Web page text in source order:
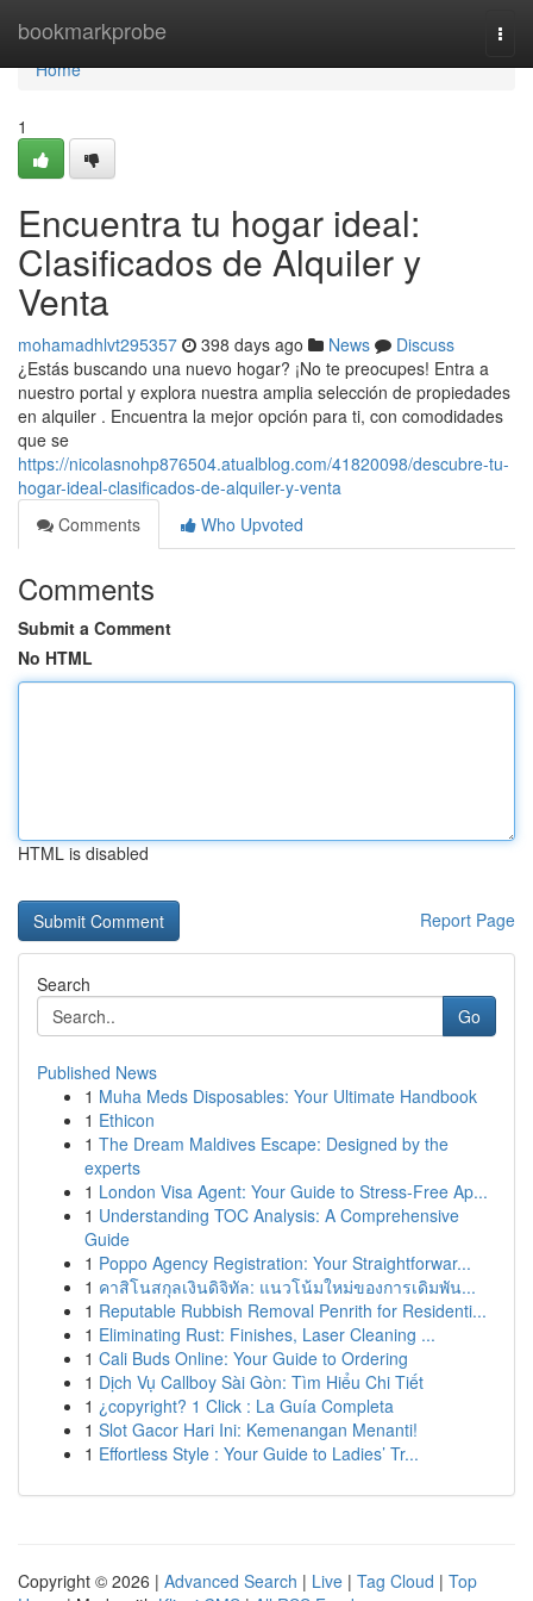
bookmarkprobe
Home
Home
1
Encuentra tu hogar ideal:
Clasificados de Alquiler y
Venta
mohamadhlvt295357 398 days ago News
Discuss
¿Estás buscando una nuevo hogar? ¡No te preocupes! Entra a
nuestro portal y explora nuestra amplia selección de propiedades
en alquiler . Encuentra la mejor opción para ti, con comodidades
que se
https://nicolasnohp876504.atualblog.com/41820098/descubre-tu-
hogar-ideal-clasificados-de-alquiler-y-venta
Comments
Who Upvoted
Comments
Submit a Comment
No HTML
HTML is disabled
Report Page
Search
Go
Published News
1 Muha Meds Disposables: Your Ultimate Handbook
1 Ethicon
1 The Dream Maldives Escape: Designed by the
experts
1 London Visa Agent: Your Guide to Stress-Free Ap...
1 Understanding TOC Analysis: A Comprehensive
Guide
1 Poppo Agency Registration: Your Straightforwar...
1 คาสิโนสกุลเงินดิจิทัล: แนวโน้มใหม่ของการเดิมพัน...
1 Reputable Rubbish Removal Penrith for Residenti...
1 Eliminating Rust: Finishes, Laser Cleaning ...
1 Cali Buds Online: Your Guide to Ordering
1 Dịch Vụ Callboy Sài Gòn: Tìm Hiểu Chi Tiết
1 ¿copyright? 1 Click : La Guía Completa
1 Slot Gacor Hari Ini: Kemenangan Menanti!
1 Effortless Style : Your Guide to Ladies’ Tr...
Copyright © 2026 | Advanced Search | Live | Tag Cloud | Top